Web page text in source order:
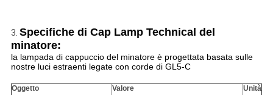
3. Specifiche di Cap Lamp Technical del
minatore:
la lampada di cappuccio del minatore è progettata basata sulle
nostre luci estraenti legate con corde di GL5-C
Oggetto Valore
Unità